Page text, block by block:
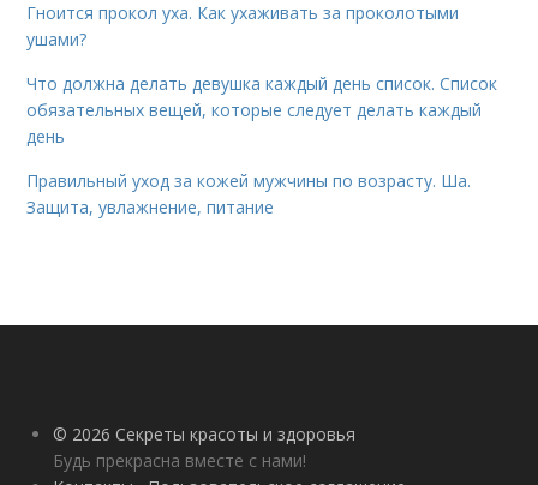
Гноится прокол уха. Как ухаживать за проколотыми
ушами?
Что должна делать девушка каждый день список. Список
обязательных вещей, которые следует делать каждый
день
Правильный уход за кожей мужчины по возрасту. Ша.
Защита, увлажнение, питание
© 2026 Секреты красоты и здоровья
Будь прекрасна вместе с нами!